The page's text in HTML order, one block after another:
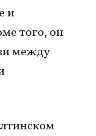
и
того, он
между